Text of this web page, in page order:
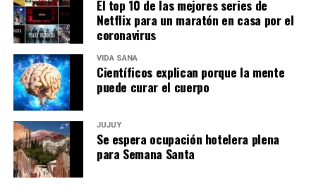
El top 10 de las mejores series de
Netflix para un maratón en casa por el
coronavirus
VIDA SANA
Científicos explican porque la mente
puede curar el cuerpo
JUJUY
Se espera ocupación hotelera plena
para Semana Santa